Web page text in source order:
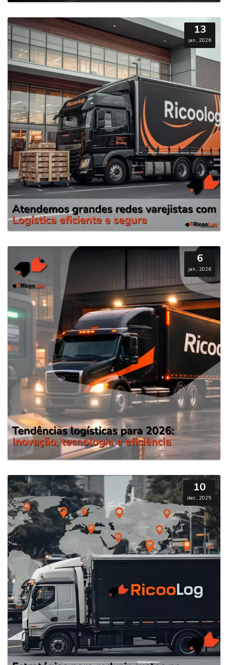
13
jan., 2026
6
jan., 2026
10
dez., 2025